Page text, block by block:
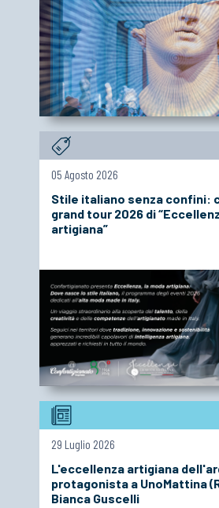
05 Agosto 2026
Stile italiano senza confini:
grand tour 2026 di
artigiana”
29 Luglio 2026
L'eccellenza artigiana
protagonista a UnoMattina
Bianca Guscelli